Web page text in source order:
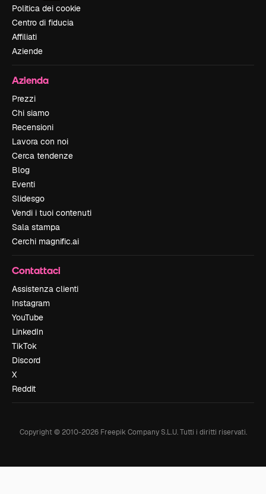
Politica dei cookie
Centro di fiducia
Affiliati
Aziende
Azienda
Prezzi
Chi siamo
Recensioni
Lavora con noi
Cerca tendenze
Blog
Eventi
Slidesgo
Vendi i tuoi contenuti
Sala stampa
Cerchi magnific.ai
Contattaci
Assistenza clienti
Instagram
YouTube
LinkedIn
TikTok
Discord
X
Reddit
Copyright © 2010-2026Freepik Company S.L.U. Tutti i diritti riservati.